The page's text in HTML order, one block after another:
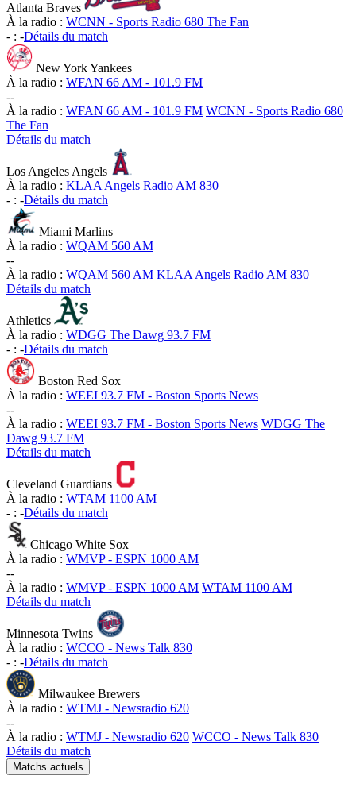
Atlanta Braves
À la radio : WCNN - Sports Radio 680 The Fan
- : -Détails du match
New York Yankees
À la radio : WFAN 66 AM - 101.9 FM
--
À la radio : WFAN 66 AM - 101.9 FM WCNN - Sports Radio 680
The Fan
Détails du match
Los Angeles Angels
À la radio : KLAA Angels Radio AM 830
- : -Détails du match
Miami Marlins
À la radio : WQAM 560 AM
--
À la radio : WQAM 560 AM KLAA Angels Radio AM 830
Détails du match
Athletics
À la radio : WDGG The Dawg 93.7 FM
- : -Détails du match
Boston Red Sox
À la radio : WEEI 93.7 FM - Boston Sports News
--
À la radio : WEEI 93.7 FM - Boston Sports News WDGG The
Dawg 93.7 FM
Détails du match
Cleveland Guardians
À la radio : WTAM 1100 AM
- : -Détails du match
Chicago White Sox
À la radio : WMVP - ESPN 1000 AM
--
À la radio : WMVP - ESPN 1000 AM WTAM 1100 AM
Détails du match
Minnesota Twins
À la radio : WCCO - News Talk 830
- : -Détails du match
Milwaukee Brewers
À la radio : WTMJ - Newsradio 620
--
À la radio : WTMJ - Newsradio 620 WCCO - News Talk 830
Détails du match
Matchs actuels